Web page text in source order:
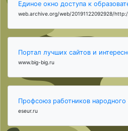
Единое окно доступа к
web.archive.org/web/20191122092928/
Портал лучших сайтов и
www.big-big.ru
Профсоюз работников народного
eseur.ru